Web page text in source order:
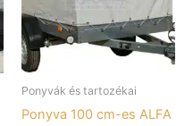
Ponyvák és tartozékai
Ponyva 100 cm-es ALFA